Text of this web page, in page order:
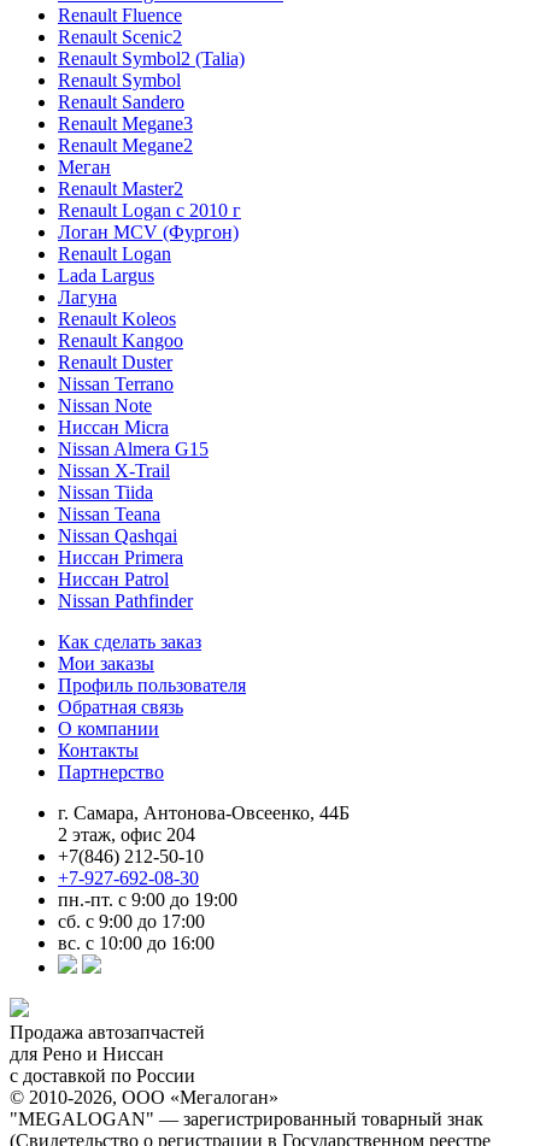
Renault Fluence
Renault Scenic2
Renault Symbol2 (Talia)
Renault Symbol
Renault Sandero
Renault Megane3
Renault Megane2
Меган
Renault Master2
Renault Logan c 2010 г
Логан МСV (Фургон)
Renault Logan
Lada Largus
Лагуна
Renault Koleos
Renault Kangoo
Renault Duster
Nissan Terrano
Nissan Note
Ниссан Micra
Nissan Almera G15
Nissan X-Trail
Nissan Tiida
Nissan Teana
Nissan Qashqai
Ниссан Primera
Ниссан Patrol
Nissan Pathfinder
Как сделать заказ
Мои заказы
Профиль пользователя
Обратная связь
О компании
Контакты
Партнерство
г. Самара, Антонова-Овсеенко, 44Б
2 этаж, офис 204
+7(846) 212-50-10
+7-927-692-08-30
пн.-пт. с 9:00 до 19:00
сб. с 9:00 до 17:00
вс. с 10:00 до 16:00
Продажа автозапчастей
для Рено и Ниссан
с доставкой по России
© 2010-2026, ООО «Мегалоган»
"MEGALOGAN" — зарегистрированный товарный знак
(Свидетельство о регистрации в Государственном реестре